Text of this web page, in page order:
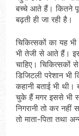
बच्चे आते हैं। कितने
बढ़ती ही जा रही है।
चिकित्सकों का यह
भी तेजी से आते हैं।
चाहिए। चिकित्सकों
डिजिटली परेशान भी
कहानी बताई भी
चुके हैं मगर इससे भी
निगरानी तो कर
तो माता-पिता तथा